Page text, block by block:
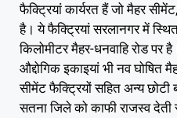
फैक्ट्रियां कार्यरत हैं जो मैहर
है। ये फैक्ट्रियां सरलानगर में
किलोमीटर मैहर-धनवाहि रोड
औद्दोगिक इकाइयां भी नव घोषित
सीमेंट फैक्ट्रियों सहित अन्य
सतना जिले को काफी राजस्व देती